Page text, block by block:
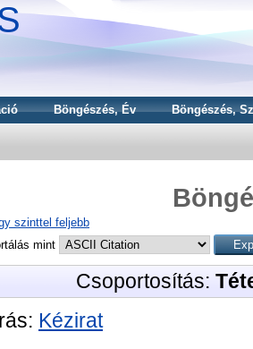
Böngészés, Év Böngészés,
szinttel feljebb
mint
Csoportosítás:
Kézirat